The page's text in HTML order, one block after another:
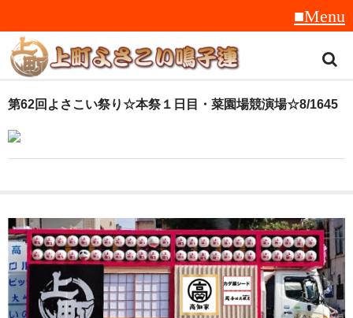
トップ
スタッフ紹介
音楽
衣装
地方車
第62回よさこい祭り☆本祭１日目・菜園場競演場☆8/1645